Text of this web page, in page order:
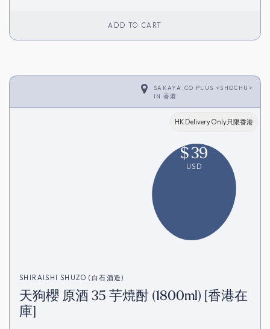
ADD TO CART
SAKAYA.CO PLUS <SHOCHU>
IN 香港
HK Delivery Only只限香港
$39
USD
SHIRAISHI SHUZO (白石酒造)
天狗櫻 原酒 35 芋焼酎 (1800ml) [香港在
庫]